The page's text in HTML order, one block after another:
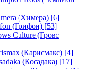
(Химера) [6]
(Грифон) [53]
Culture (Гровс
(Карисмакс) [4]
(Косадака) [17]